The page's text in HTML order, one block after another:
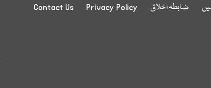
ضابطہ اخلاق Privacy Policy
Contact Us